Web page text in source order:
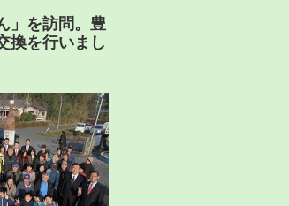
」を訪問。豊
換を行いまし